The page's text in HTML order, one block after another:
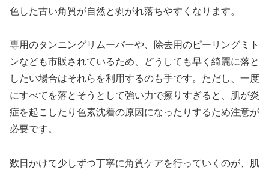
色した古い角質が自然と剥がれ落ちやすくなります。
専用のタンニングリムーバーや、除去用のピーリングミト
ンなども市販されているため、どうしても早く綺麗に落と
したい場合はそれらを利用するのも手です。ただし、一度
にすべてを落とそうとして強い力で擦りすぎると、肌が炎
症を起こしたり色素沈着の原因になったりするため注意が
必要です。
数日かけて少しずつ丁寧に角質ケアを行っていくのが、肌